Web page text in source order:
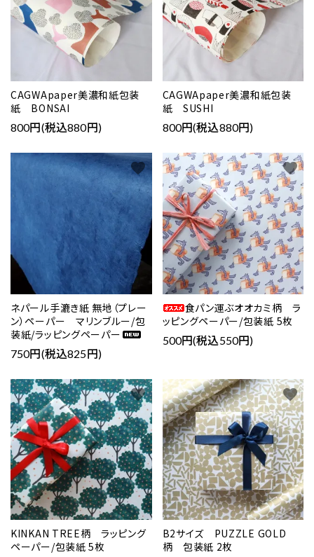
CAGWApaper美濃和紙包装
紙 BONSAI
800円(税込880円)
CAGWApaper美濃和紙包装
紙 SUSHI
800円(税込880円)
ネパール手漉き紙 無地（プレー
ン）ペーパー マリンブルー/包
装紙/ラッピングペーパー
750円(税込825円)
favorite
食パン運ぶオオカミ柄 ラ
ッピングペーパー/包装紙 5枚
500円(税込550円)
favorite
KINKAN TREE柄 ラッピング
ペーパー/包装紙 5枚
favorite
B2サイズ PUZZLE GOLD
柄 包装紙 2枚
favorite
キーワード
カテゴリー
検索する
close